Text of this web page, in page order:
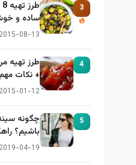
3
ساده و
2015-08-13
4
طرز تهيه
+ نكات مهم
2015-01-12
5
چگونه
باشیم؟
برای بزرگ
2019-04-19